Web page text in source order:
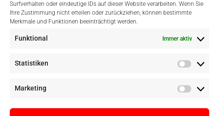
Surfverhalten oder eindeutige IDs auf dieser Website verarbeiten. Wenn Sie
Ihre Zustimmung nicht erteilen oder zurückziehen, können bestimmte
Merkmale und Funktionen beeinträchtigt werden.
Funktional Immer aktiv
Statistiken
Marketing
Einfach Online Bezahlen